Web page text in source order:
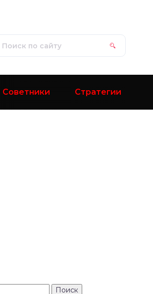
Советники Стратегии